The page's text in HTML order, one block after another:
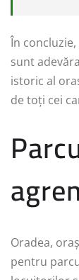
În
sunt
istoric al
de toți cei
Oradea,
pentru